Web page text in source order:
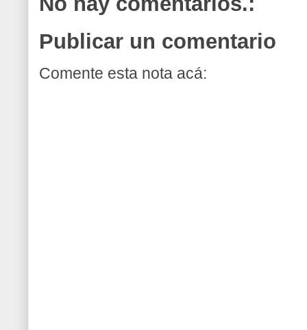
Publicar un comentario
Comente esta nota acá: